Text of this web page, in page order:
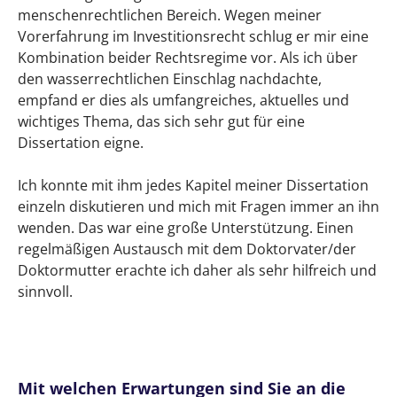
menschenrechtlichen Bereich. Wegen meiner
Vorerfahrung im Investitionsrecht schlug er mir eine
Kombination beider Rechtsregime vor. Als ich über
den wasserrechtlichen Einschlag nachdachte,
empfand er dies als umfangreiches, aktuelles und
wichtiges Thema, das sich sehr gut für eine
Dissertation eigne.
Ich konnte mit ihm jedes Kapitel meiner Dissertation
einzeln diskutieren und mich mit Fragen immer an ihn
wenden. Das war eine große Unterstützung. Einen
regelmäßigen Austausch mit dem Doktorvater/der
Doktormutter erachte ich daher als sehr hilfreich und
sinnvoll.
Mit welchen Erwartungen sind Sie an die